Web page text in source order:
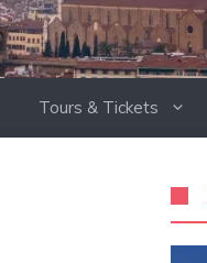
Tours & Tickets